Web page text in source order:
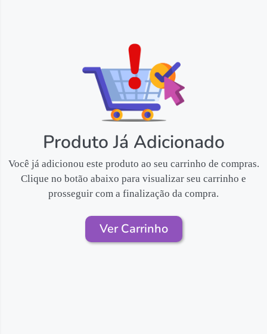
Produto Já Adicionado
Você já adicionou este produto ao seu carrinho de compras.
Clique no botão abaixo para visualizar seu carrinho e
prosseguir com a finalização da compra.
Ver Carrinho